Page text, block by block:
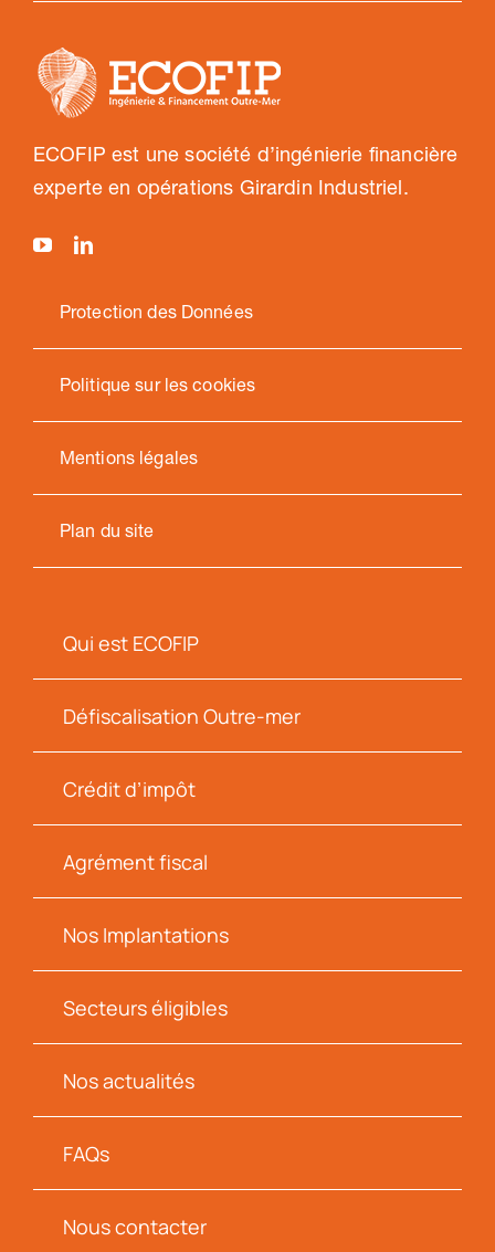
ECOFIP est une société d’ingénierie financière
experte en opérations Girardin Industriel.
Protection des Données
Politique sur les cookies
Mentions légales
Plan du site
Qui est ECOFIP
Défiscalisation Outre-mer
Crédit d’impôt
Agrément fiscal
Nos Implantations
Secteurs éligibles
Nos actualités
FAQs
Nous contacter